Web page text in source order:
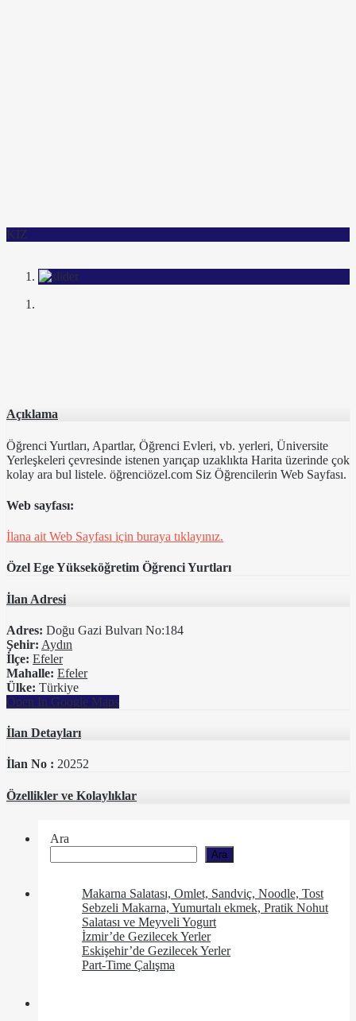
KIZ
Açıklama
Öğrenci Yurtları, Apartlar, Öğrenci Evleri, vb. yerleri, Üniversite
Yerleşkeleri çevresinde istenen yarıçap uzaklıkta Harita üzerinde çok
kolay ara bul listele. öğrenciözel.com Siz Öğrencilerin Web Sayfası.
Web sayfası:
İlana ait Web Sayfası için buraya tıklayınız.
Özel Ege Yükseköğretim Öğrenci Yurtları
İlan Adresi
Adres: Doğu Gazi Bulvarı No:184
Şehir: Aydın
İlçe: Efeler
Mahalle: Efeler
Ülke: Türkiye
Open In Google Maps
İlan Detayları
İlan No : 20252
Özellikler ve Kolaylıklar
Ara
Ara
Makarna Salatası, Omlet, Sandviç, Noodle, Tost
Sebzeli Makarna, Yumurtalı ekmek, Pratik Nohut
Salatası ve Meyveli Yogurt
İzmir’de Gezilecek Yerler
Eskişehir’de Gezilecek Yerler
Part-Time Çalışma